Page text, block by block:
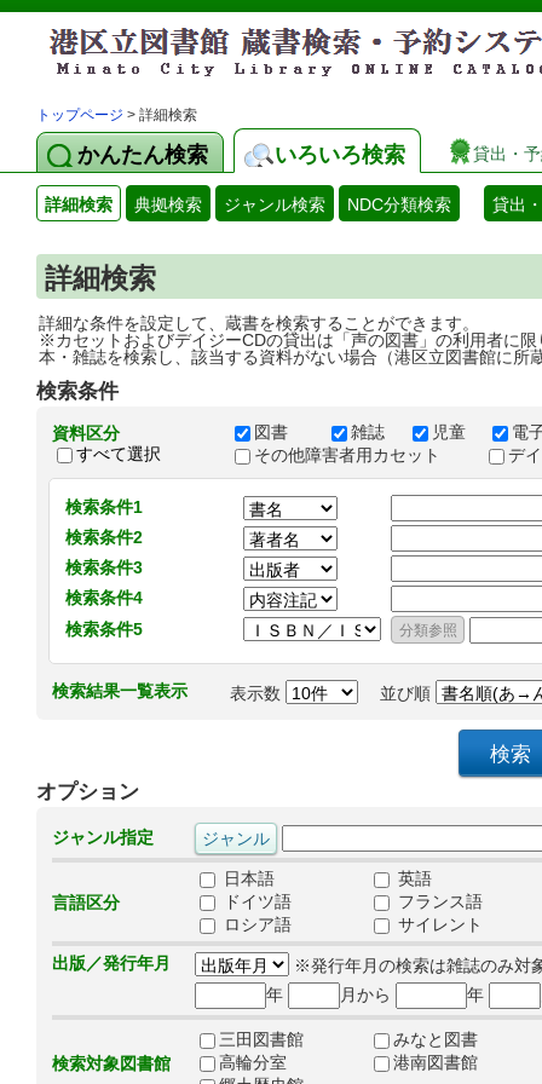
トップページ > 詳細検索
かんたん検索 いろいろ検索 貸出・
詳細検索 典拠検索 ジャンル検索 NDC分類検索 貸出
詳細検索
詳細な条件を設定して、蔵書を検索することができます。
※カセットおよびデイジーCDの貸出は「声の図書」の利用者に限
本・雑誌を検索し、該当する資料がない場合（港区立図書館に所
検索条件
資料区分
すべて選択
図書 雑誌 児童
電
その他障害者用カセット
デ
検索条件1
検索条件2
検索条件3
検索条件4
検索条件5
検索結果一覧表示 表示数 並び順
オプション
ジャンル指定
言語区分
日本語
英語
ドイツ語
フランス語
ロシア語
サイレント
出版／発行年月
※発行年月の検索は雑誌のみ対
年
月から 年
検索対象図書館
三田図書館
みなと図書
高輪分室
港南図書館